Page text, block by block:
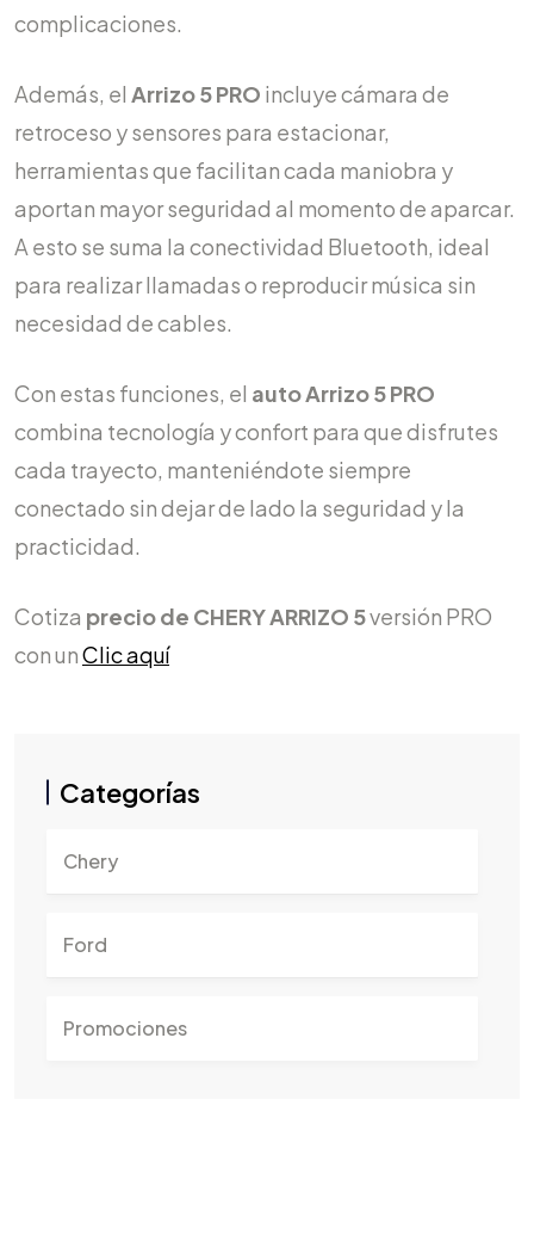
complicaciones.
Además, el Arrizo 5 PRO incluye cámara de
retroceso y sensores para estacionar,
herramientas que facilitan cada maniobra y
aportan mayor seguridad al momento de aparcar.
A esto se suma la conectividad Bluetooth, ideal
para realizar llamadas o reproducir música sin
necesidad de cables.
Con estas funciones, el auto Arrizo 5 PRO
combina tecnología y confort para que disfrutes
cada trayecto, manteniéndote siempre
conectado sin dejar de lado la seguridad y la
practicidad.
Cotiza precio de CHERY ARRIZO 5versión PRO
con unClic aquí
Categorías
Chery
Ford
Promociones